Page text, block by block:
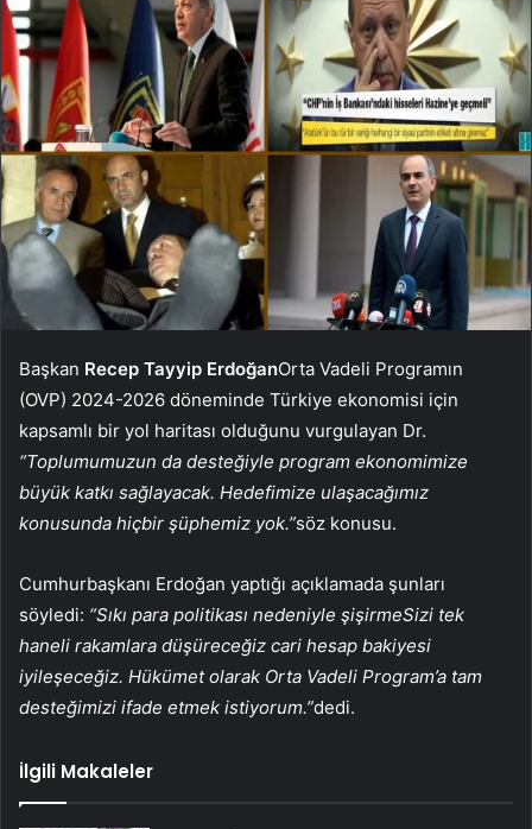
Başkan Recep Tayyip ErdoğanOrta Vadeli Programın
(OVP) 2024-2026 döneminde Türkiye ekonomisi için
kapsamlı bir yol haritası olduğunu vurgulayan Dr.
“Toplumumuzun da desteğiyle program ekonomimize
büyük katkı sağlayacak. Hedefimize ulaşacağımız
konusunda hiçbir şüphemiz yok.”söz konusu.
Cumhurbaşkanı Erdoğan yaptığı açıklamada şunları
söyledi: “Sıkı para politikası nedeniyle şişirmeSizi tek
haneli rakamlara düşüreceğiz cari hesap bakiyesi
iyileşeceğiz. Hükümet olarak Orta Vadeli Program’a tam
desteğimizi ifade etmek istiyorum.”dedi.
İlgili Makaleler